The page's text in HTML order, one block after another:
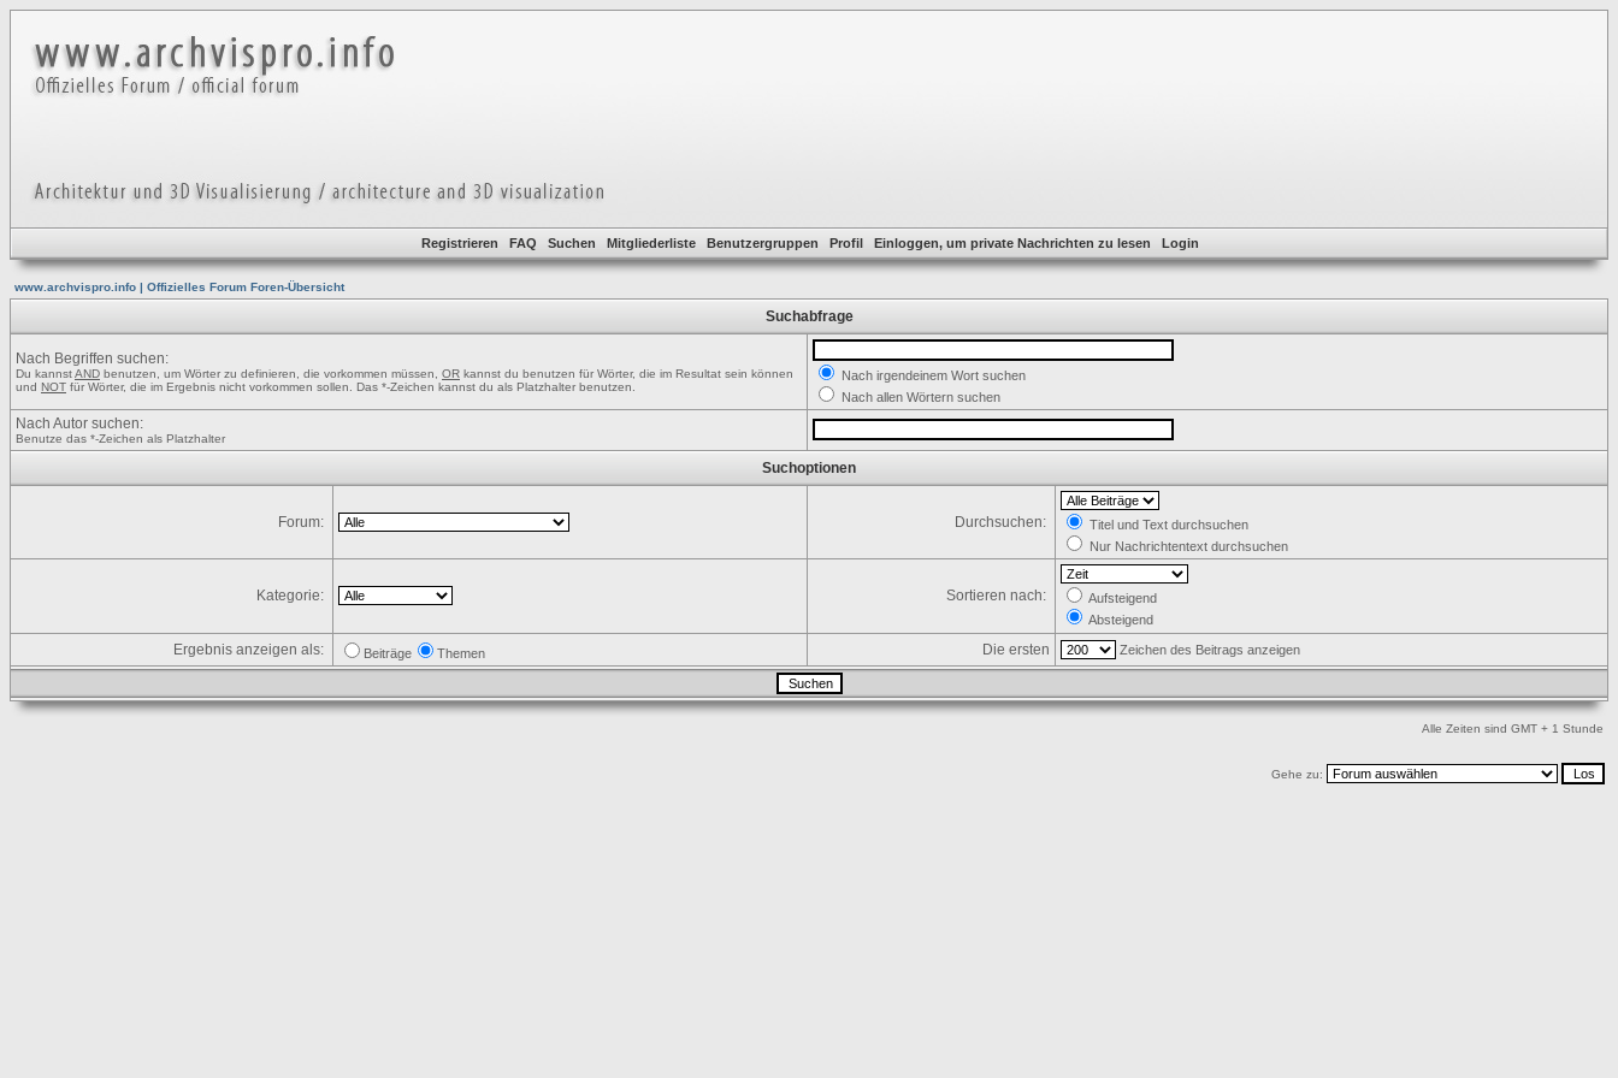
Registrieren FAQ Suchen Mitgliederliste Benutzergruppen Profil Einloggen, um private Nachrichten zu lesen Login
www.archvispro.info | Offizielles Forum Foren-Übersicht
Suchabfrage
Nach Begriffen suchen:
Du kannstAND benutzen, um Wörter zu definieren, die vorkommen müssen, OR kannst du benutzen für Wörter, die im Resultat sein können
und NOT für Wörter, die im Ergebnis nicht vorkommen sollen. Das *-Zeichen kannst du als Platzhalter benutzen.
Nach irgendeinem Wort suchen
Nach allen Wörtern suchen
Nach Autor suchen:
Benutze das *-Zeichen als Platzhalter
Suchoptionen
Forum: Durchsuchen:
Titel und Text durchsuchen
Nur Nachrichtentext durchsuchen
Kategorie: Sortieren nach:
Aufsteigend
Absteigend
Ergebnis anzeigen als: Beiträge Themen Die ersten Zeichen des Beitrags anzeigen
Alle Zeiten sind GMT + 1 Stunde
Gehe zu: